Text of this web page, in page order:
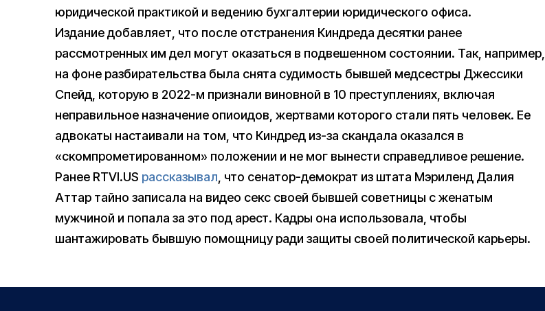
юридической практикой и ведению бухгалтерии юридического офиса.
Издание добавляет, что после отстранения Киндреда десятки ранее
рассмотренных им дел могут оказаться в подвешенном состоянии. Так, например,
на фоне разбирательства была снята судимость бывшей медсестры Джессики
Спейд, которую в 2022-м признали виновной в 10 преступлениях, включая
неправильное назначение опиоидов, жертвами которого стали пять человек. Ее
адвокаты настаивали на том, что Киндред из-за скандала оказался в
«скомпрометированном» положении и не мог вынести справедливое решение.
Ранее RTVI.US рассказывал, что сенатор-демократ из штата Мэриленд Далия
Аттар тайно записала на видео секс своей бывшей советницы с женатым
мужчиной и попала за это под арест. Кадры она использовала, чтобы
шантажировать бывшую помощницу ради защиты своей политической карьеры.